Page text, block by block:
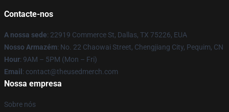
Contacte-nos
A nossa sede: 22919 Commerce St, Dallas, TX 75226, EUA
Nosso Armazém: No. 22 Chaowai Street, Chengjiang City, Pequim, CN
Hour: 9AM – 5PM (Mon – Fri)
Email : contact@theusedmerch.com
Nossa empresa
Sobre nós